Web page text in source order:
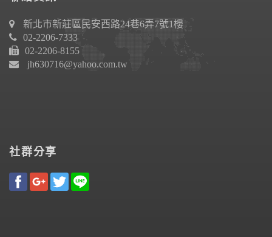
新北市新莊區民安西路24巷6弄7號1樓
02-2206-7333
02-2206-8155
jh630716@yahoo.com.tw
社群分享